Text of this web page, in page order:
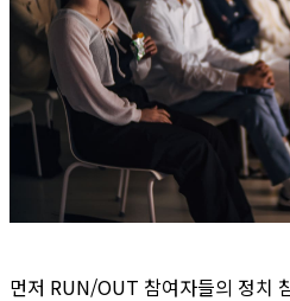
먼저 RUN/OUT 참여자들의 정치